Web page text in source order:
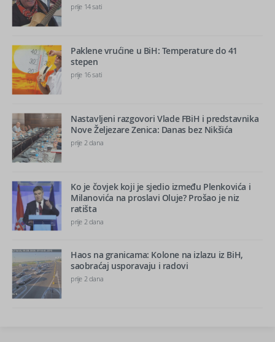
prije 14 sati
Paklene vrućine u BiH: Temperature do 41
stepen
prije 16 sati
Nastavljeni razgovori Vlade FBiH i predstavnika
Nove Željezare Zenica: Danas bez Nikšića
prije 2 dana
Ko je čovjek koji je sjedio između Plenkovića i
Milanovića na proslavi Oluje? Prošao je niz
ratišta
prije 2 dana
Haos na granicama: Kolone na izlazu iz BiH,
saobraćaj usporavaju i radovi
prije 2 dana